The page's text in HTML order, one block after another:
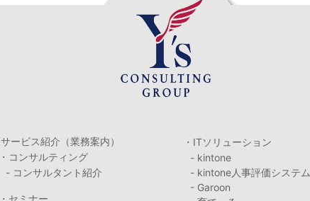
サービス紹介（業務案内）
・コンサルティング
- コンサルタント紹介
・セミナー
・ITソリューション
- kintone
- kintone人事評価システム
- Garoon